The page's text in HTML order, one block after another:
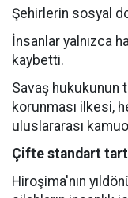
Şehirlerin sosyal
İnsanlar yalnızca
kaybetti.
Savaş hukukunun
korunması ilkesi,
uluslararası
Çifte standart
Hiroşima'nın